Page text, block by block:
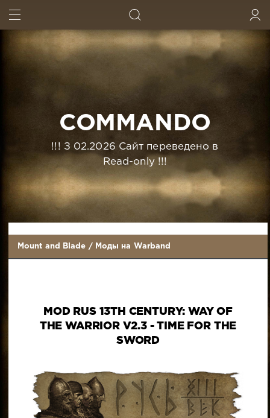
COMMANDO
!!! З 02.2026 Сайт переведено в
Read-only !!!
Mount and Blade / Моды на Warband
MOD RUS 13TH CENTURY: WAY OF
THE WARRIOR V2.3 - TIME FOR THE
SWORD